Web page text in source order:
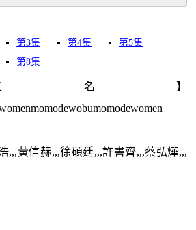
第3集 第4集
第5集
第8集
名】
,,,黃信赫,,,徐碩廷,,,許書齊,,,蔡弘燁,,,